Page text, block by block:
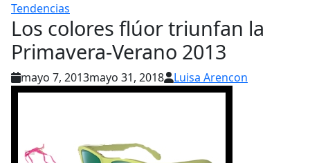
Tendencias
Los colores flúor triunfan la
Primavera-Verano 2013
mayo 7, 2013mayo 31, 2018 Luisa Arencon